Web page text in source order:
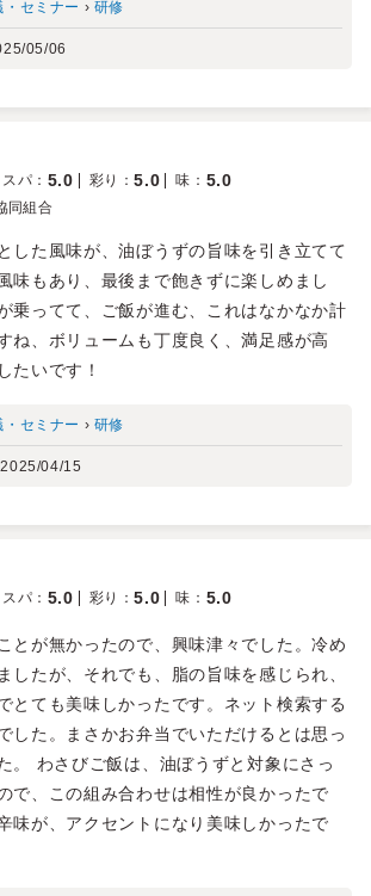
・セミナー › 研修
05/06
スパ ： 5.0 彩り ：5.0 味 ： 5.0
同組合
した風味が、油ぼうずの旨味を引き立てて
味もあり、最後まで飽きずに楽しめまし
乗ってて、ご飯が進む、これはなかなか計
ね、ボリュームも丁度良く、満足感が高
たいです！
・セミナー › 研修
2025/04/15
スパ ： 5.0 彩り ：5.0 味 ： 5.0
とが無かったので、興味津々でした。冷め
したが、それでも、脂の旨味を感じられ、
とても美味しかったです。ネット検索する
した。まさかお弁当でいただけるとは思っ
。 わさびご飯は、油ぼうずと対象にさっ
で、この組み合わせは相性が良かったで
味が、アクセントになり美味しかったで